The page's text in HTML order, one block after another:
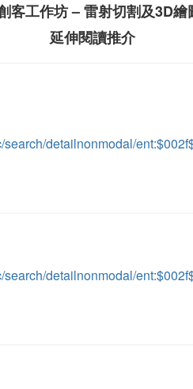
客工作坊 – 雷射切割及3D繪
延伸閱讀推介
detailnonmodal/
detailnonmodal/